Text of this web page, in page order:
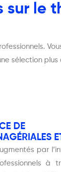
sur le
sélection
DE
par
à